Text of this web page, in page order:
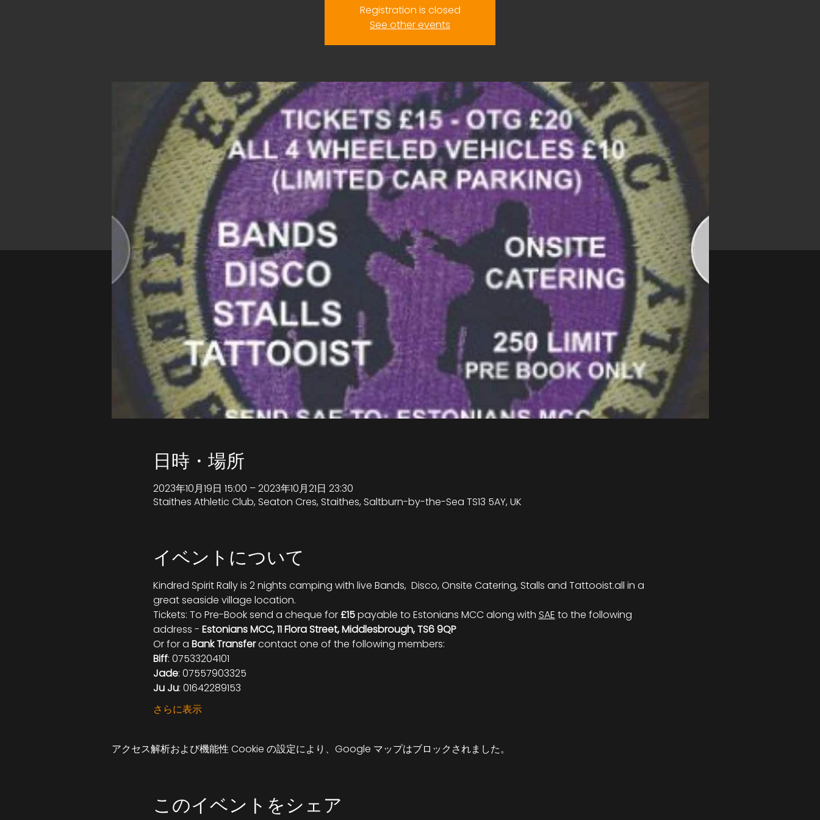
Registration is closed
See other events
日時・場所
2023年10月19日 15:00 – 2023年10月21日 23:30
Staithes Athletic Club, Seaton Cres, Staithes, Saltburn-by-the-Sea TS13 5AY, UK
イベントについて
Kindred Spirit Rally is 2 nights camping with live Bands,  Disco, Onsite Catering, Stalls and Tattooist.all in a
great seaside village location.
Tickets: To Pre-Book send a cheque for £15 payable to Estonians MCC along with SAE to the following
address - Estonians MCC, 11 Flora Street, Middlesbrough, TS6 9QP
Or for a Bank Transfer contact one of the following members:
Biff: 07533204101
Jade: 07557903325
Ju Ju: 01642289153
さらに表示
アクセス解析および機能性 Cookie の設定により、Google マップはブロックされました。
このイベントをシェア